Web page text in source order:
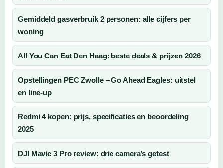
Gemiddeld gasverbruik 2 personen: alle cijfers per
woning
All You Can Eat Den Haag: beste deals & prijzen 2026
Opstellingen PEC Zwolle – Go Ahead Eagles: uitstel
en line-up
Redmi 4 kopen: prijs, specificaties en beoordeling
2025
DJI Mavic 3 Pro review: drie camera’s getest